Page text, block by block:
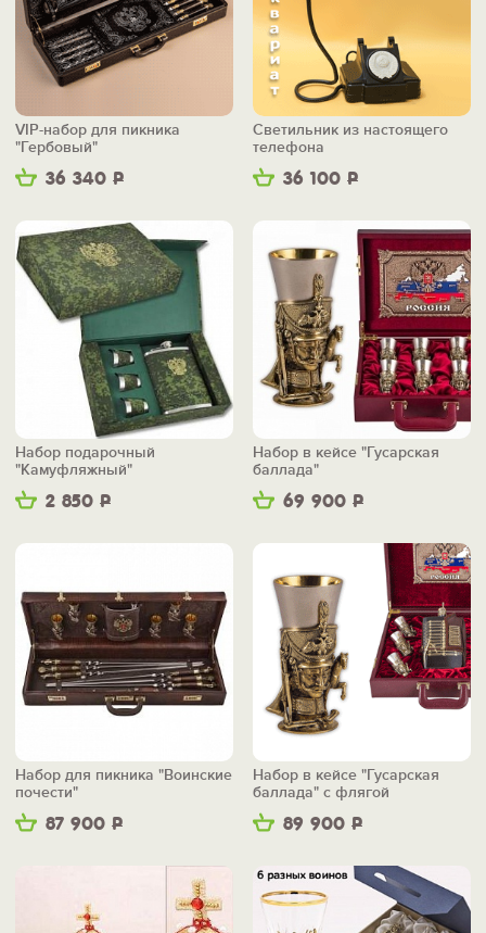
36 340 Р
VIP-набор для пикника
"Гербовый"
36 100 Р
Светильник из настоящего
телефона
2 850 Р
Набор подарочный
"Камуфляжный"
69 900 Р
Набор в кейсе "Гусарская
баллада"
87 900 Р
Набор для пикника "Воинские
почести"
89 900 Р
Набор в кейсе "Гусарская
баллада" с флягой